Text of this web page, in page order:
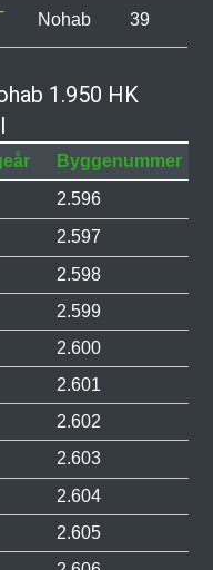
Nohab 39
1.950 HK
Byggenummer
2.596
2.597
2.598
2.599
2.600
2.601
2.602
2.603
2.604
2.605